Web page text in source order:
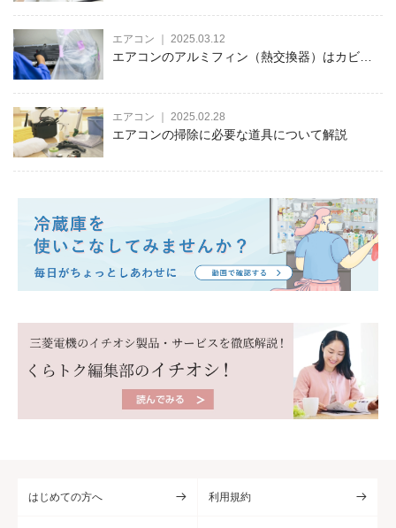
除する方法をご紹介
エアコン ｜ 2025.03.12
エアコンのアルミフィン（熱交換器）はカビ・
エアコン ｜ 2025.02.28
エアコンの掃除に必要な道具について解説
はじめての方へ 利用規約